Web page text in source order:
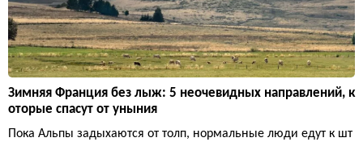
Зимняя Франция без лыж: 5 неочевидных направлений, к
оторые спасут от уныния
Пока Альпы задыхаются от толп, нормальные люди едут к шт